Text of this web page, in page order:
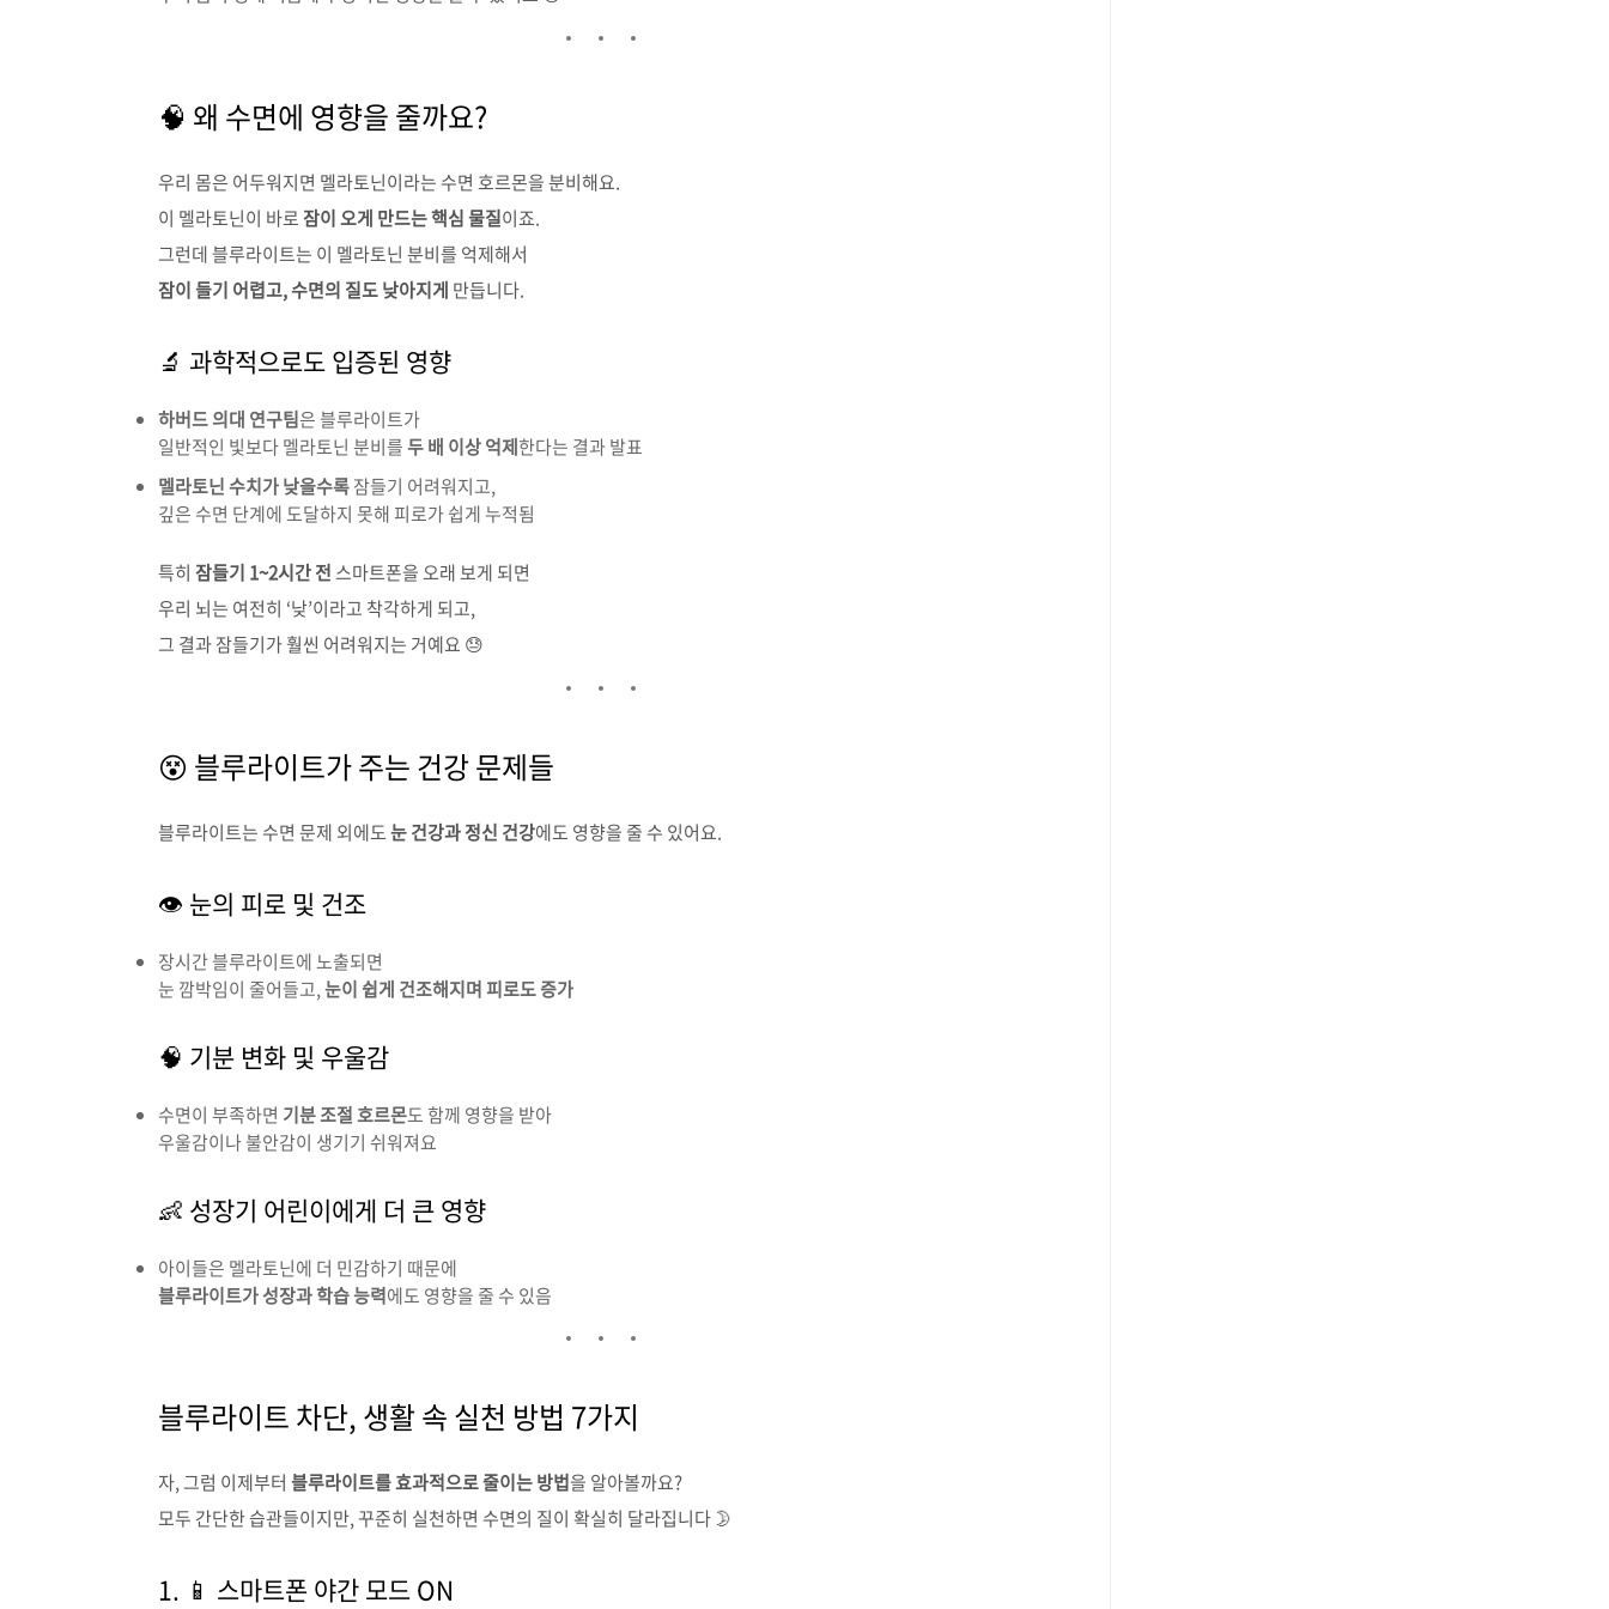
🧠 왜 수면에 영향을 줄까요?
우리 몸은 어두워지면 멜라토닌이라는 수면 호르몬을 분비해요.
이 멜라토닌이 바로잠이 오게 만드는 핵심 물질이죠.
그런데 블루라이트는 이 멜라토닌 분비를 억제해서
잠이 들기 어렵고, 수면의 질도 낮아지게 만듭니다.
🔬 과학적으로도 입증된 영향
하버드 의대 연구팀은 블루라이트가
일반적인 빛보다 멜라토닌 분비를두 배 이상 억제한다는 결과 발표
멜라토닌 수치가 낮을수록잠들기 어려워지고,
깊은 수면 단계에 도달하지 못해 피로가 쉽게 누적됨
특히 잠들기 1~2시간 전스마트폰을 오래 보게 되면
우리 뇌는 여전히 ‘낮’이라고 착각하게 되고,
그 결과 잠들기가 훨씬 어려워지는 거예요 😓
😵 블루라이트가 주는 건강 문제들
블루라이트는 수면 문제 외에도눈 건강과 정신 건강에도 영향을 줄 수 있어요.
👁 눈의 피로 및 건조
장시간 블루라이트에 노출되면
눈 깜박임이 줄어들고,눈이 쉽게 건조해지며 피로도 증가
🧠 기분 변화 및 우울감
수면이 부족하면 기분 조절 호르몬도 함께 영향을 받아
우울감이나 불안감이 생기기 쉬워져요
👶 성장기 어린이에게 더 큰 영향
아이들은 멜라토닌에 더 민감하기 때문에
블루라이트가 성장과 학습 능력에도 영향을 줄 수 있음
블루라이트 차단, 생활 속 실천 방법 7가지
자, 그럼 이제부터 블루라이트를 효과적으로 줄이는 방법을 알아볼까요?
모두 간단한 습관들이지만, 꾸준히 실천하면 수면의 질이 확실히 달라집니다 🌛
1. 📱 스마트폰 야간 모드 ON